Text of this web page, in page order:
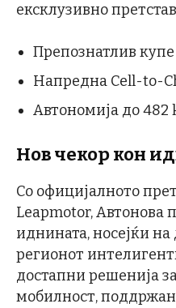
ексклузивно
Препознатлив купе
Напредна Cell-to-
Автономија до 482
Нов чекор кон
Со официјалното
Leapmotor, Автонова
иднината, носејќи
регионот
достапни решенија
мобилност,